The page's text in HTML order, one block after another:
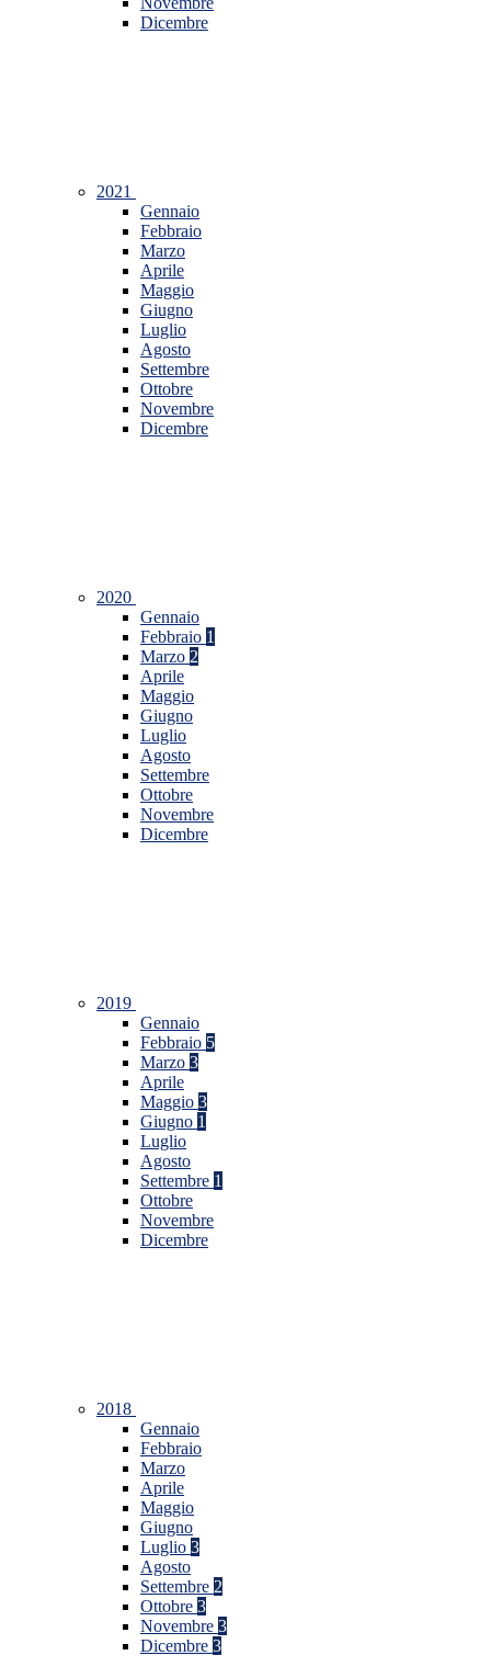
Dicembre
2021
Gennaio
Febbraio
Marzo
Aprile
Maggio
Giugno
Luglio
Agosto
Settembre
Ottobre
Novembre
Dicembre
2020
Gennaio
Febbraio 1
Marzo 2
Aprile
Maggio
Giugno
Luglio
Agosto
Settembre
Ottobre
Novembre
Dicembre
2019
Gennaio
Febbraio 5
Marzo 3
Aprile
Maggio 3
Giugno 1
Luglio
Agosto
Settembre 1
Ottobre
Novembre
Dicembre
2018
Gennaio
Febbraio
Marzo
Aprile
Maggio
Giugno
Luglio 3
Agosto
Settembre 2
Ottobre 3
Novembre 3
Dicembre 3